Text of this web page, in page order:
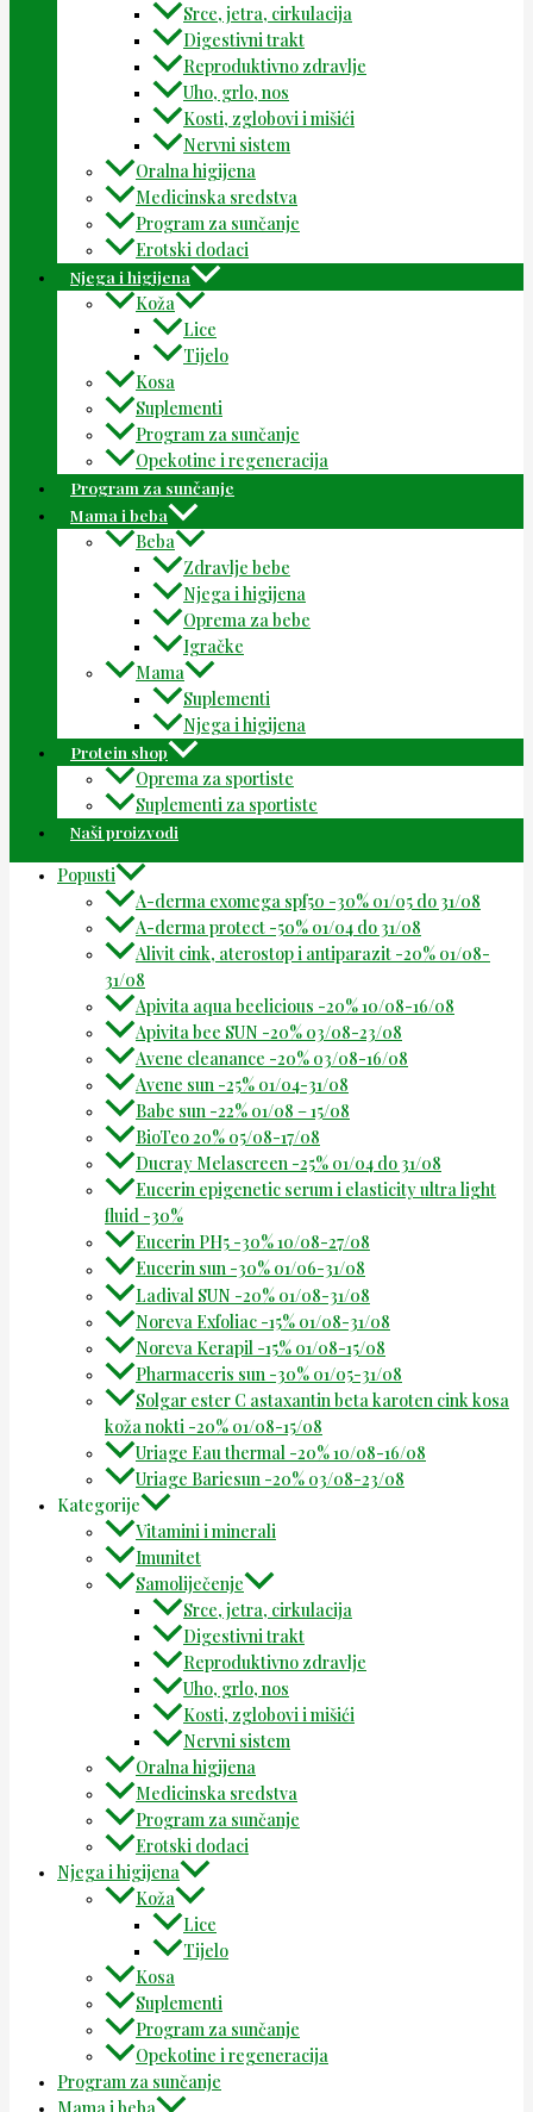
Srce, jetra, cirkulacija
Digestivni trakt
Reproduktivno zdravlje
Uho, grlo, nos
Kosti, zglobovi i mišići
Nervni sistem
Oralna higijena
Medicinska sredstva
Program za sunčanje
Erotski dodaci
Njega i higijena
Koža
Lice
Tijelo
Kosa
Suplementi
Program za sunčanje
Opekotine i regeneracija
Program za sunčanje
Mama i beba
Beba
Zdravlje bebe
Njega i higijena
Oprema za bebe
Igračke
Mama
Suplementi
Njega i higijena
Protein shop
Oprema za sportiste
Suplementi za sportiste
Naši proizvodi
Popusti
A-derma exomega spf50 -30% 01/05 do 31/08
A-derma protect -50% 01/04 do 31/08
Alivit cink, aterostop i antiparazit -20% 01/08-
31/08
Apivita aqua beelicious -20% 10/08-16/08
Apivita bee SUN -20% 03/08-23/08
Avene cleanance -20% 03/08-16/08
Avene sun -25% 01/04-31/08
Babe sun -22% 01/08 – 15/08
BioTeo 20% 05/08-17/08
Ducray Melascreen -25% 01/04 do 31/08
Eucerin epigenetic serum i elasticity ultra light
fluid -30%
Eucerin PH5 -30% 10/08-27/08
Eucerin sun -30% 01/06-31/08
Ladival SUN -20% 01/08-31/08
Noreva Exfoliac -15% 01/08-31/08
Noreva Kerapil -15% 01/08-15/08
Pharmaceris sun -30% 01/05-31/08
Solgar ester C astaxantin beta karoten cink kosa
koža nokti -20% 01/08-15/08
Uriage Eau thermal -20% 10/08-16/08
Uriage Bariesun -20% 03/08-23/08
Kategorije
Vitamini i minerali
Imunitet
Samoliječenje
Srce, jetra, cirkulacija
Digestivni trakt
Reproduktivno zdravlje
Uho, grlo, nos
Kosti, zglobovi i mišići
Nervni sistem
Oralna higijena
Medicinska sredstva
Program za sunčanje
Erotski dodaci
Njega i higijena
Koža
Lice
Tijelo
Kosa
Suplementi
Program za sunčanje
Opekotine i regeneracija
Program za sunčanje